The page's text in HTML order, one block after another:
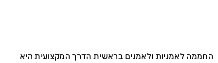
החממה לאמניות ולאמנים בראשית הדרך המקצועית היא